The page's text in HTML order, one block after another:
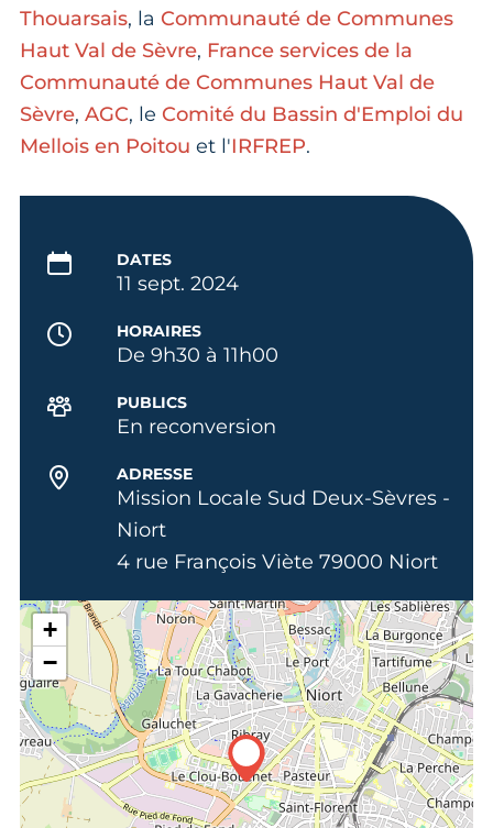
Thouarsais, la Communauté de Communes
Haut Val de Sèvre, France services de la
Communauté de Communes Haut Val de
Sèvre, AGC, le Comité du Bassin d'Emploi du
Mellois en Poitou et l'IRFREP.
DATES
11 sept. 2024
HORAIRES
De 9h30 à 11h00
PUBLICS
En reconversion
ADRESSE
Mission Locale Sud Deux-Sèvres -
Niort
4 rue François Viète 79000 Niort
+
−